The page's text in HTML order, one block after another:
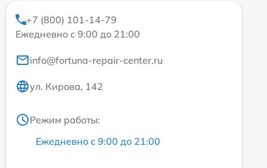
+7 (800) 101-14-79
Ежедневно с 9:00 до 21:00
info@fortuna-repair-center.ru
ул. Кирова, 142
Режим работы:
Ежедневно с 9:00 до 21:00